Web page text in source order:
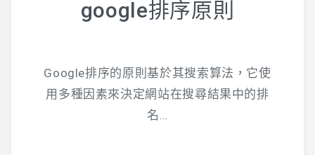
google排序原則
Google排序的原則基於其搜索算法，它使
用多種因素來決定網站在搜尋結果中的排
名…